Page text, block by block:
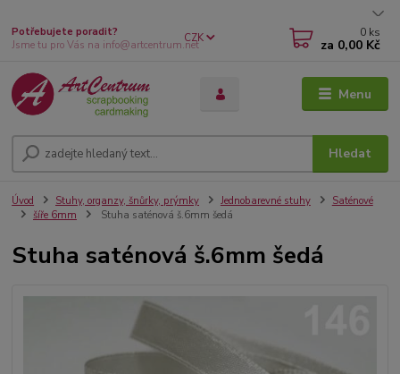
Menu
CZK
Hledat
Potřebujete poradit?
Jsme tu pro Vás na info@artcentrum.net
0 ks
za 0,00 Kč
Úvod Stuhy, organzy, šnůrky, prýmky Jednobarevné stuhy
Saténové
šíře 6mm
Stuha saténová š.6mm šedá
Stuha saténová š.6mm šedá